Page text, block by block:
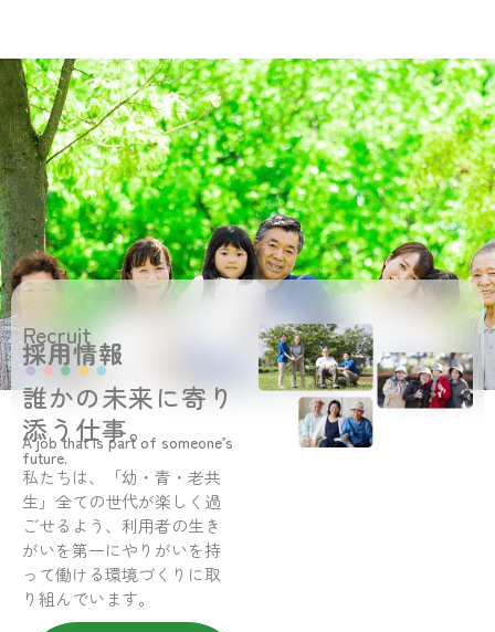
Recruit
採用情報
誰かの未来に寄り
添う仕事。
A job that is part of someone’s
future.
私たちは、「幼・青・老共
生」全ての世代が楽しく過
ごせるよう、利用者の生き
がいを第一にやりがいを持
って働ける環境づくりに取
り組んでいます。